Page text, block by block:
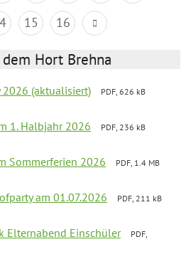
15 16
Hort Brehna
2026 (aktualisiert)
PDF, 626 kB
1. Halbjahr 2026
PDF, 236 kB
Sommerferien 2026
PDF, 1.4 MB
am 01.07.2026
PDF, 211 kB
Elternabend Einschüler
PDF,